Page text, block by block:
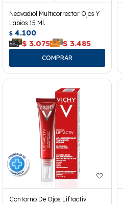
Neovadiol Multicorrector Ojos Y
Labios 15 Ml.
$ 4.100
$ 3.075 $ 3.485
Contorno De Ojos Liftactiv